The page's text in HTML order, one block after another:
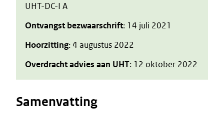
UHT-DC-I A
Ontvangst bezwaarschrift: 14 juli 2021
Hoorzitting: 4 augustus 2022
Overdracht advies aan UHT: 12 oktober 2022
Samenvatting